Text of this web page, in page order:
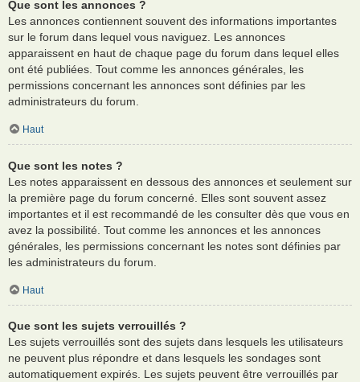
Que sont les annonces ?
Les annonces contiennent souvent des informations importantes
sur le forum dans lequel vous naviguez. Les annonces
apparaissent en haut de chaque page du forum dans lequel elles
ont été publiées. Tout comme les annonces générales, les
permissions concernant les annonces sont définies par les
administrateurs du forum.
Haut
Que sont les notes ?
Les notes apparaissent en dessous des annonces et seulement sur
la première page du forum concerné. Elles sont souvent assez
importantes et il est recommandé de les consulter dès que vous en
avez la possibilité. Tout comme les annonces et les annonces
générales, les permissions concernant les notes sont définies par
les administrateurs du forum.
Haut
Que sont les sujets verrouillés ?
Les sujets verrouillés sont des sujets dans lesquels les utilisateurs
ne peuvent plus répondre et dans lesquels les sondages sont
automatiquement expirés. Les sujets peuvent être verrouillés par